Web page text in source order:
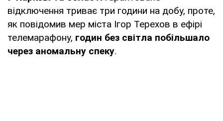
область
Івано-
Франківськ,
https://oe.if.ua/uk/sections/
відключення триває три години на добу, проте,
як повідомив мер міста Ігор Терехов в ефірі
телемарафону, годин без світла побільшало
через аномальну спеку.